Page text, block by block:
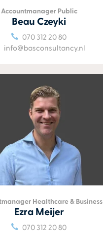
Accountmanager Public
Beau Czeyki
070 312 20 80
info@basconsultancy.nl
Healthcare & Business
Ezra Meijer
070 312 20 80